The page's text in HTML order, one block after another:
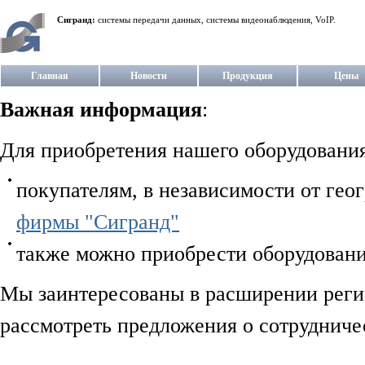
Сигранд: системы передачи данных, системы видеонаблюдения, VoIP.
Главная Новости Продукция Цены
Важная информация:
Для приобретения нашего
покупателям, в независимости от
фирмы "Сигранд"
также можно приобрести
Мы заинтересованы в расширении
рассмотреть предложения о